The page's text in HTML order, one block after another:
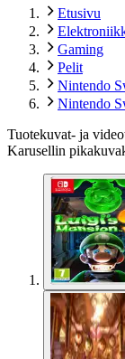
Etusivu
Gaming
Pelit
Nintendo
Nintendo
Tuotekuvat- ja
Karusellin